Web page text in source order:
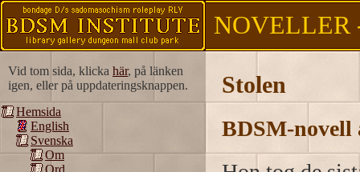
NOVELLER
Vid tom sida, klicka här, på länken
igen, eller på uppdateringsknappen.
Hemsida
English
Svenska
Om
Ord
Stolen
BDSM-novell